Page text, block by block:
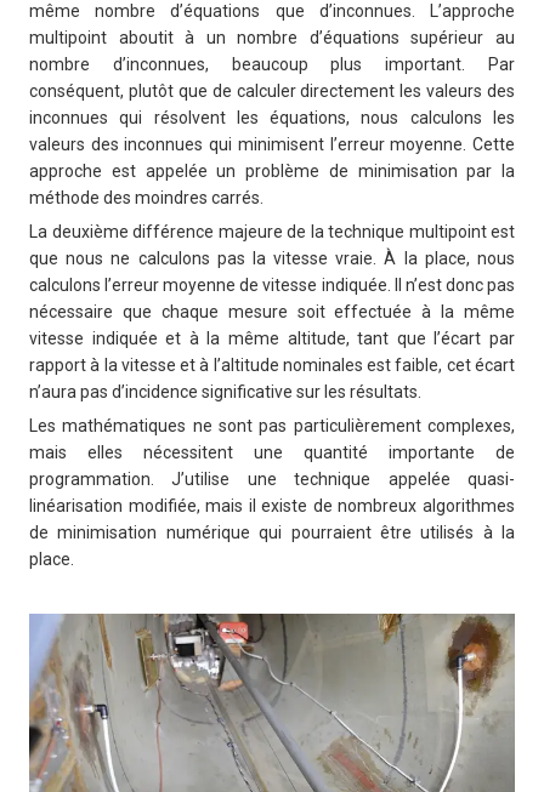
même nombre d’équations que d’inconnues. L’approche
multipoint aboutit à un nombre d’équations supérieur au
nombre d’inconnues, beaucoup plus important. Par
conséquent, plutôt que de calculer directement les valeurs des
inconnues qui résolvent les équations, nous calculons les
valeurs des inconnues qui minimisent l’erreur moyenne. Cette
approche est appelée un problème de minimisation par la
méthode des moindres carrés.
La deuxième différence majeure de la technique multipoint est
que nous ne calculons pas la vitesse vraie. À la place, nous
calculons l’erreur moyenne de vitesse indiquée. Il n’est donc pas
nécessaire que chaque mesure soit effectuée à la même
vitesse indiquée et à la même altitude, tant que l’écart par
rapport à la vitesse et à l’altitude nominales est faible, cet écart
n’aura pas d’incidence significative sur les résultats.
Les mathématiques ne sont pas particulièrement complexes,
mais elles nécessitent une quantité importante de
programmation. J’utilise une technique appelée quasi-
linéarisation modifiée, mais il existe de nombreux algorithmes
de minimisation numérique qui pourraient être utilisés à la
place.